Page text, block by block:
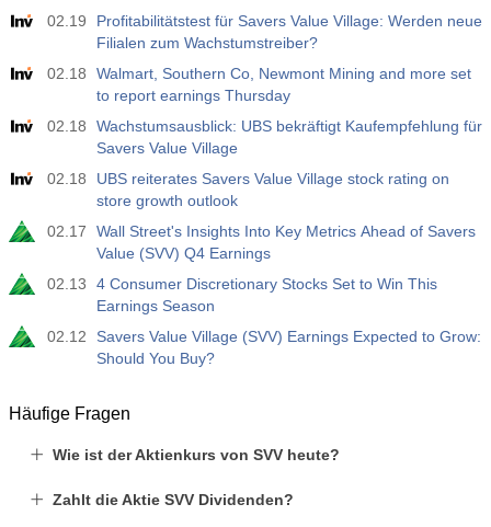
02.19
Profitabilitätstest für Savers Value Village: Werden neue
Filialen zum Wachstumstreiber?
02.18
Walmart, Southern Co, Newmont Mining and more set
to report earnings Thursday
02.18
Wachstumsausblick: UBS bekräftigt Kaufempfehlung für
Savers Value Village
02.18
UBS reiterates Savers Value Village stock rating on
store growth outlook
02.17
Wall Street's Insights Into Key Metrics Ahead of Savers
Value (SVV) Q4 Earnings
02.13
4 Consumer Discretionary Stocks Set to Win This
Earnings Season
02.12
Savers Value Village (SVV) Earnings Expected to Grow:
Should You Buy?
Häufige Fragen
Wie ist der Aktienkurs von SVV heute?
Zahlt die Aktie SVV Dividenden?